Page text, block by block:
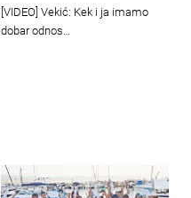
[VIDEO] Vekić: Kek i ja imamo
dobar odnos…